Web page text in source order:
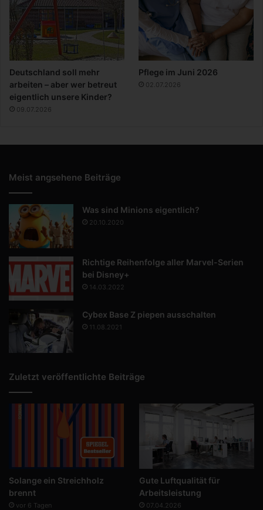
Deutschland soll mehr
arbeiten – aber wer betreut
eigentlich unsere Kinder?
09.07.2026
Pflege im Juni 2026
02.07.2026
Meist angsehene Beiträge
Was sind Minions eigentlich?
20.10.2020
Richtige Reihenfolge aller Marvel-Serien
bei Disney+
14.03.2022
Cybex Base Z piepen ausschalten
11.08.2021
Zuletzt veröffentlichte Beiträge
Solange ein Streichholz
brennt
vor 6 Tagen
Gute Luftqualität für
Arbeitsleistung
07.04.2026